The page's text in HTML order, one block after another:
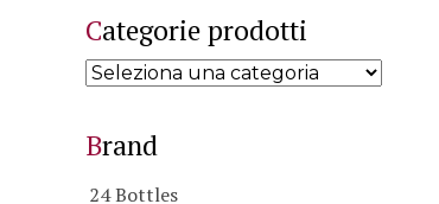
Categorie prodotti
Brand
24 Bottles